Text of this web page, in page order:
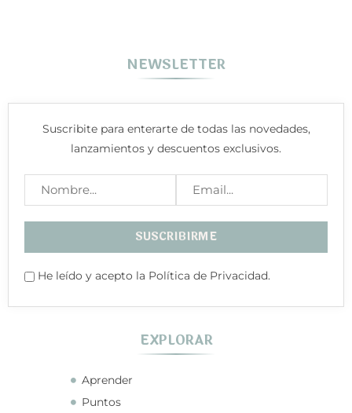
NEWSLETTER
Suscribite para enterarte de todas las novedades,
lanzamientos y descuentos exclusivos.
He leído y acepto la Política de Privacidad.
EXPLORAR
Aprender
Puntos